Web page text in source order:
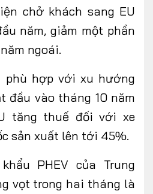
chở khách sang EU
năm, giảm một phần
ngoái.
phù hợp với xu hướng
đầu vào tháng 10 năm
tăng thuế đối với xe
sản xuất lên tới 45%.
PHEV của Trung
vọt trong hai tháng là